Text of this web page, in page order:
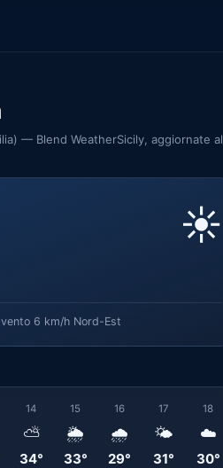
— Blend WeatherSicily, aggiornate al
☀️
vento 6 km/h Nord-Est
14
⛅
34°
15
🌦️
33°
16
🌧️
29°
17
🌤️
31°
18
☁️
30°